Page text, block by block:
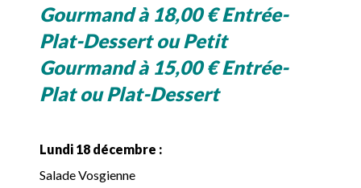
Gourmand à 18,00 € Entrée-
Plat-Dessert ou Petit
Gourmand à 15,00 € Entrée-
Plat ou Plat-Dessert
Lundi 18 décembre :
Salade Vosgienne